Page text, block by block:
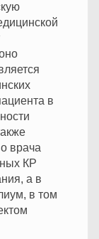
в
врача
КР
а в
в том